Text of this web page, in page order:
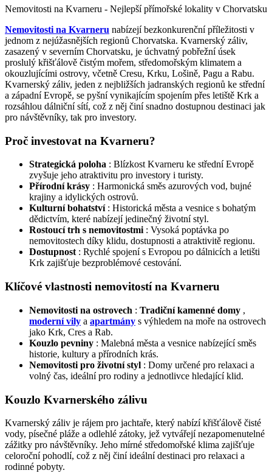
Nemovitosti na Kvarneru - Nejlepší přímořské lokality v Chorvatsku
Nemovitosti na Kvarneru nabízejí bezkonkurenční příležitosti v
jednom z nejúžasnějších regionů Chorvatska. Kvarnerský záliv,
zasazený v severním Chorvatsku, je úchvatný pobřežní úsek
proslulý křišťálově čistým mořem, středomořským klimatem a
okouzlujícími ostrovy, včetně Cresu, Krku, Lošině, Pagu a Rabu.
Kvarnerský záliv, jeden z nejbližších jadranských regionů ke střední
a západní Evropě, se pyšní vynikajícím spojením přes letiště Krk a
rozsáhlou dálniční sítí, což z něj činí snadno dostupnou destinaci jak
pro návštěvníky, tak pro investory.
Proč investovat na Kvarneru?
Strategická poloha : Blízkost Kvarneru ke střední Evropě
zvyšuje jeho atraktivitu pro investory i turisty.
Přírodní krásy : Harmonická směs azurových vod, bujné
krajiny a idylických ostrovů.
Kulturní bohatství: Historická města a vesnice s bohatým
dědictvím, které nabízejí jedinečný životní styl.
Rostoucí trh s nemovitostmi : Vysoká poptávka po
nemovitostech díky klidu, dostupnosti a atraktivitě regionu.
Dostupnost : Rychlé spojení s Evropou po dálnicích a letišti
Krk zajišťuje bezproblémové cestování.
Klíčové vlastnosti nemovitostí na Kvarneru
Nemovitosti na ostrovech : Tradiční kamenné domy ,
moderní vily a apartmány s výhledem na moře na ostrovech
jako Krk, Cres a Rab.
Kouzlo pevniny : Malebná města a vesnice nabízející směs
historie, kultury a přírodních krás.
Nemovitosti pro životní styl : Domy určené pro relaxaci a
volný čas, ideální pro rodiny a jednotlivce hledající klid.
Kouzlo Kvarnerského zálivu
Kvarnerský záliv je rájem pro jachtaře, který nabízí křišťálově čisté
vody, písečné pláže a odlehlé zátoky, jež vytvářejí nezapomenutelné
zážitky pro návštěvníky. Jeho mírné středomořské klima zajišťuje
celoroční pohodlí, což z něj činí ideální destinaci pro relaxaci a
rodinné pobyty.